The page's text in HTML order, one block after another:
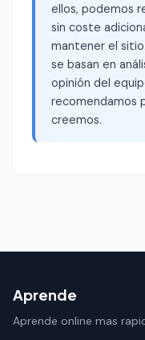
ellos, podemos
sin coste
mantener el
se basan en
opinión del
recomendamos
creemos.
Aprende
Aprende online mas